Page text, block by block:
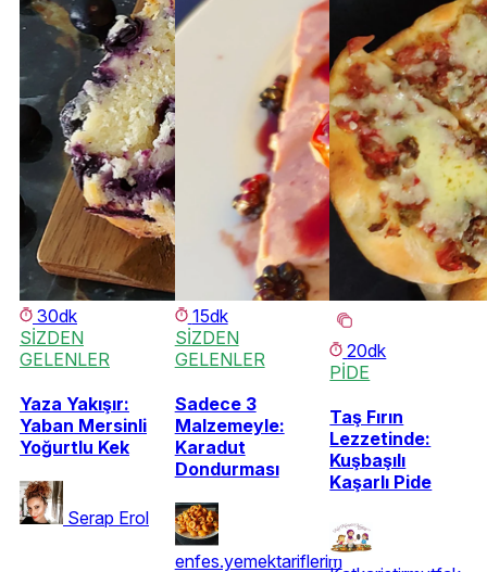
30dk
SİZDEN
GELENLER
Yaza Yakışır:
Yaban Mersinli
Yoğurtlu Kek
Serap Erol
15dk
SİZDEN
GELENLER
Sadece 3
Malzemeyle:
Karadut
Dondurması
enfes.yemektariflerim
20dk
PİDE
Taş Fırın
Lezzetinde:
Kuşbaşılı
Kaşarlı Pide